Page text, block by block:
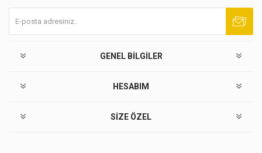
GENEL BILGILER
HESABIM
SIZE ÖZEL